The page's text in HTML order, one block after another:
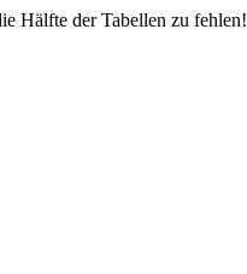
Hälfte der Tabellen zu fehlen!